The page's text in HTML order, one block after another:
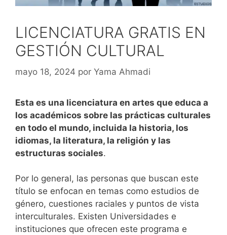
LICENCIATURA GRATIS EN
GESTIÓN CULTURAL
mayo 18, 2024 por Yama Ahmadi
Esta es una licenciatura en artes que educa a
los académicos sobre las prácticas culturales
en todo el mundo, incluida la historia, los
idiomas, la literatura, la religión y las
estructuras sociales.
Por lo general, las personas que buscan este
título se enfocan en temas como estudios de
género, cuestiones raciales y puntos de vista
interculturales. Existen Universidades e
instituciones que ofrecen este programa e